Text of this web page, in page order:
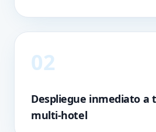
02
Despliegue inmediato a
multi-hotel